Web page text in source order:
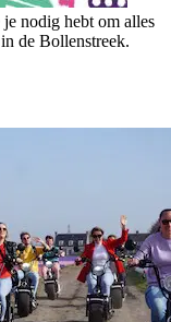
nodig hebt om alles
de Bollenstreek.